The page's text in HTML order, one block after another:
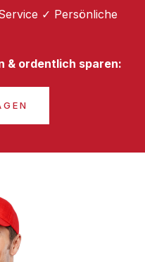
✓ Persönliche
& ordentlich sparen: